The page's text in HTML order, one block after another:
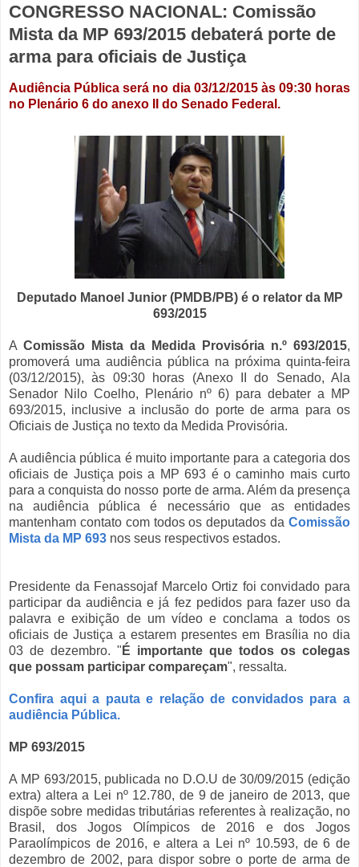
CONGRESSO NACIONAL: Comissão
Mista da MP 693/2015 debaterá porte de
arma para oficiais de Justiça
Audiência Pública será no dia 03/12/2015 às 09:30 horas
no Plenário 6 do anexo II do Senado Federal.
Deputado Manoel Junior (PMDB/PB) é o relator da MP
693/2015
A Comissão Mista da Medida Provisória n.º 693/2015,
promoverá uma audiência pública na próxima quinta-feira
(03/12/2015), às 09:30 horas (Anexo II do Senado, Ala
Senador Nilo Coelho, Plenário nº 6) para debater a MP
693/2015, inclusive a inclusão do porte de arma para os
Oficiais de Justiça no texto da Medida Provisória.
A audiência pública é muito importante para a categoria dos
oficiais de Justiça pois a MP 693 é o caminho mais curto
para a conquista do nosso porte de arma. Além da presença
na audiência pública é necessário que as entidades
mantenham contato com todos os deputados da Comissão
Mista da MP 693 nos seus respectivos estados.
Presidente da Fenassojaf Marcelo Ortiz foi convidado para
participar da audiência e já fez pedidos para fazer uso da
palavra e exibição de um vídeo e conclama a todos os
oficiais de Justiça a estarem presentes em Brasília no dia
03 de dezembro. " É importante que todos os colegas
que possam participar compareçam", ressalta.
Confira aqui a pauta e relação de convidados para a
audiência Pública.
MP 693/2015
A MP 693/2015, publicada no D.O.U de 30/09/2015 (edição
extra) altera a Lei nº 12.780, de 9 de janeiro de 2013, que
dispõe sobre medidas tributárias referentes à realização, no
Brasil, dos Jogos Olímpicos de 2016 e dos Jogos
Paraolímpicos de 2016, e altera a Lei nº 10.593, de 6 de
dezembro de 2002, para dispor sobre o porte de arma de